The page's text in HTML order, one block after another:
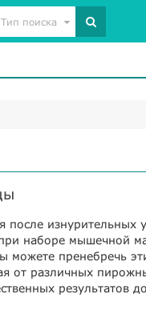
Тип поиска
после изнурительных
наборе мышечной
можете пренебречь
от различных
результатов